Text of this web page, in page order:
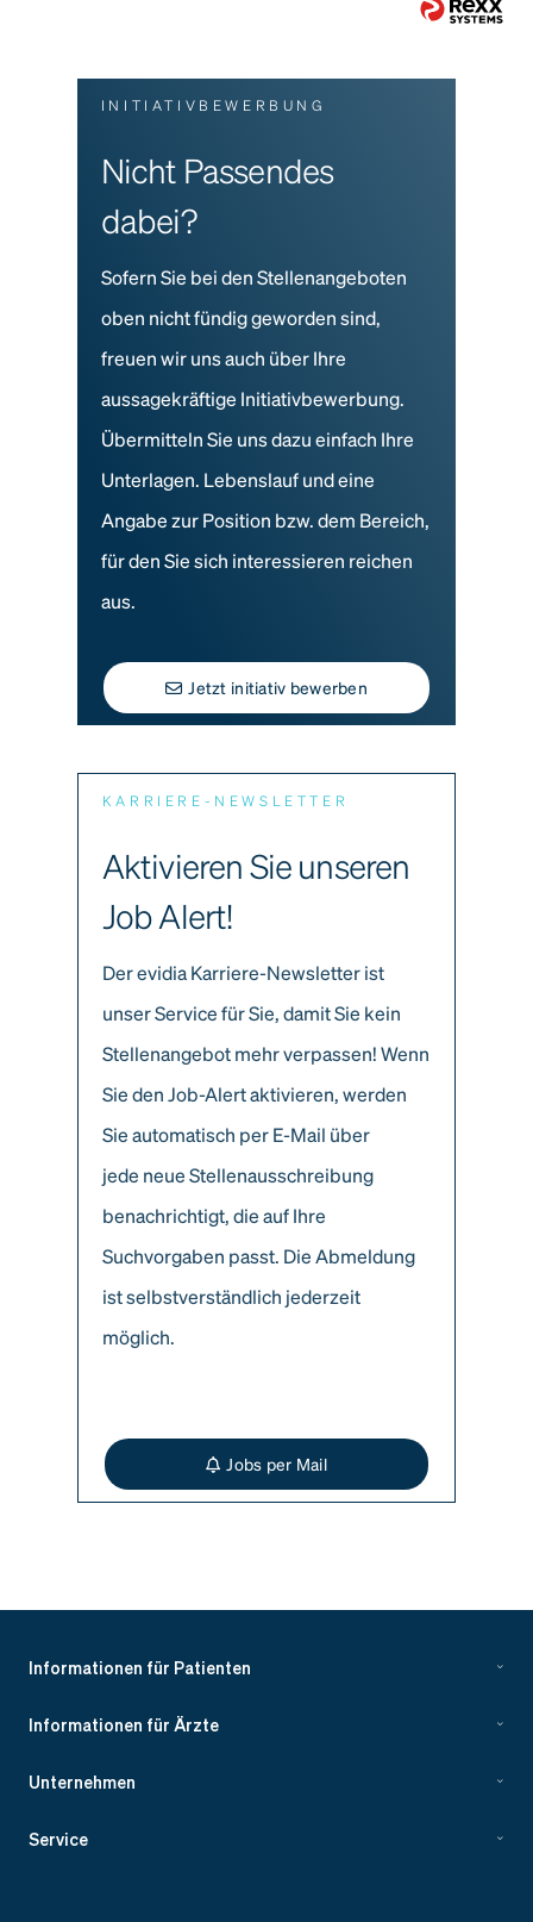
INITIATIVBEWERBUNG
Nicht Passendes
dabei?
Sofern Sie bei den Stellenangeboten
oben nicht fündig geworden sind,
freuen wir uns auch über Ihre
aussagekräftige Initiativbewerbung.
Übermitteln Sie uns dazu einfach Ihre
Unterlagen. Lebenslauf und eine
Angabe zur Position bzw. dem Bereich,
für den Sie sich interessieren reichen
aus.
Jetzt initiativ bewerben
KARRIERE-NEWSLETTER
Aktivieren Sie unseren
Job Alert!
Der evidia Karriere-Newsletter ist
unser Service für Sie, damit Sie kein
Stellenangebot mehr verpassen! Wenn
Sie den Job-Alert aktivieren, werden
Sie automatisch per E-Mail über
jede neue Stellenausschreibung
benachrichtigt, die auf Ihre
Suchvorgaben passt. Die Abmeldung
ist selbstverständlich jederzeit
möglich.
Jobs per Mail
Informationen für Patienten
Informationen für Ärzte
Unternehmen
Service